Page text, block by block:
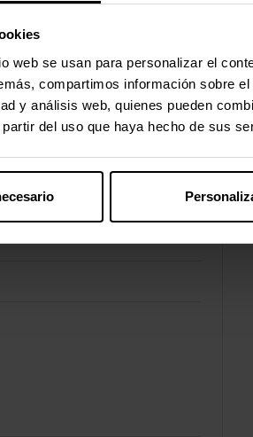
web se usan para personalizar el
compartimos información sobre
y análisis web, quienes pueden
del uso que haya hecho de sus